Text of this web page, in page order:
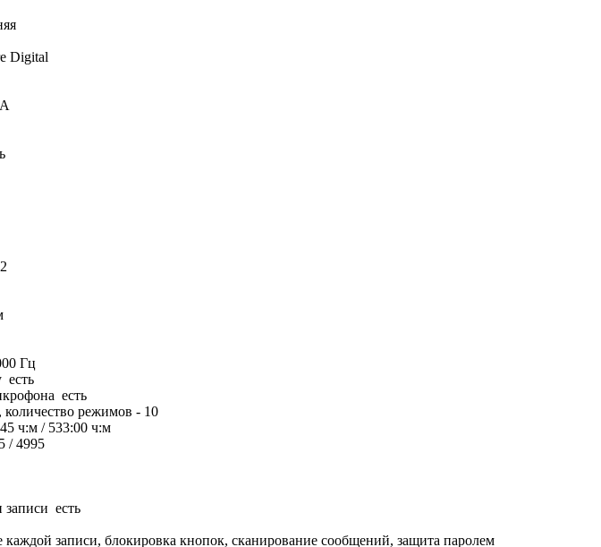
Digital
Гц
есть
есть
количество режимов - 10
ч:м / 533:00 ч:м
/ 4995
записи есть
записи, блокировка кнопок, сканирование сообщений, защита паролем